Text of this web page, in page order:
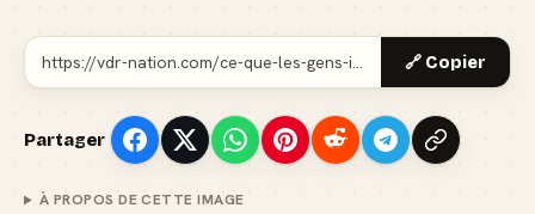
🔗 Copier
Partager
À PROPOS DE CETTE IMAGE